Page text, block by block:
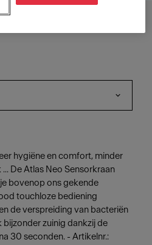
hygiëne en comfort, minder
De Atlas Neo Sensorkraan
bovenop ons gekende
touchloze bediening
de verspreiding van bacteriën
bijzonder zuinig dankzij de
30 seconden. - Artikelnr.: